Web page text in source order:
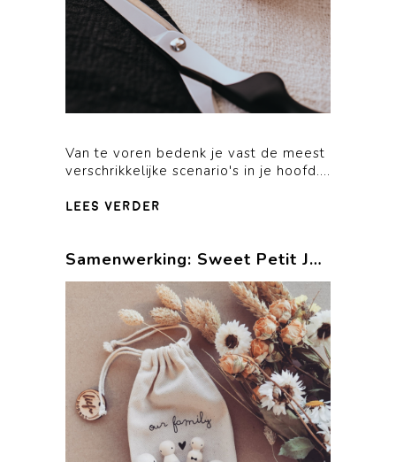
Van te voren bedenk je vast de meest
verschrikkelijke scenario's in je hoofd....
lees verder
Samenwerking: Sweet Petit Jolie